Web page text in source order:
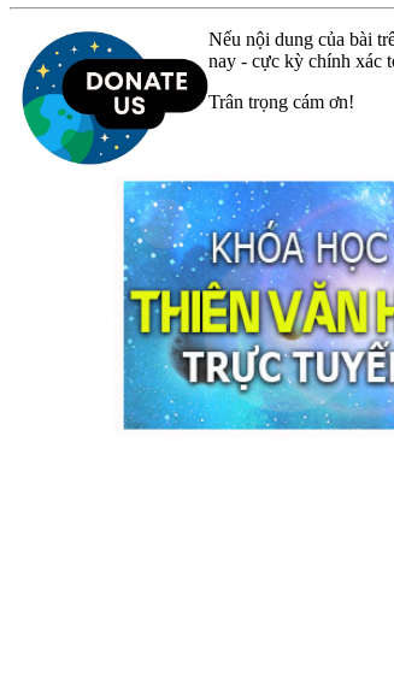
Nếu nội dung của bài
nay - cực kỳ chính xác
Trân trọng cám ơn!